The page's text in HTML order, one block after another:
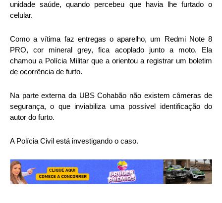
unidade saúde, quando percebeu que havia lhe furtado o
celular.
Como a vítima faz entregas o aparelho, um Redmi Note 8
PRO, cor mineral grey, fica acoplado junto a moto. Ela
chamou a Polícia Militar que a orientou a registrar um boletim
de ocorrência de furto.
Na parte externa da UBS Cohabão não existem câmeras de
segurança, o que inviabiliza uma possível identificação do
autor do furto.
A Polícia Civil está investigando o caso.